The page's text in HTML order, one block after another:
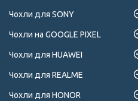
Чохли для SONY
Чохли на GOOGLE PIXEL
Чохли для HUAWEI
Чохли для REALME
Чохли для HONOR